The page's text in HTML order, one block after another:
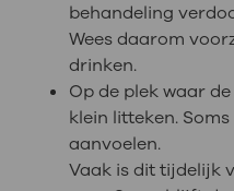
behandeling
Wees daarom
drinken.
Op de plek waar
klein litteken.
aanvoelen.
Vaak is dit tijdelijk